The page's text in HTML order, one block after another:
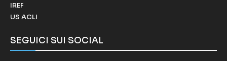
IREF
US ACLI
SEGUICI SUI SOCIAL